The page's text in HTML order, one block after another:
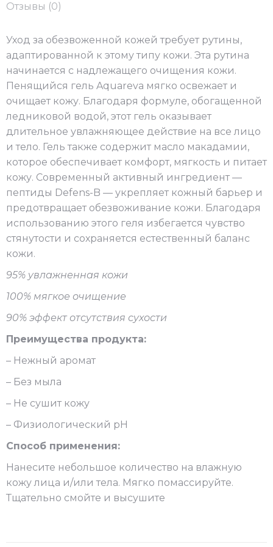
Отзывы (0)
Уход за обезвоженной кожей требует рутины,
адаптированной к этому типу кожи. Эта рутина
начинается с надлежащего очищения кожи.
Пенящийся гель Aquareva мягко освежает и
очищает кожу. Благодаря формуле, обогащенной
ледниковой водой, этот гель оказывает
длительное увлажняющее действие на все лицо
и тело. Гель также содержит масло макадамии,
которое обеспечивает комфорт, мягкость и питает
кожу. Современный активный ингредиент —
пептиды Defens-B — укрепляет кожный барьер и
предотвращает обезвоживание кожи. Благодаря
использованию этого геля избегается чувство
стянутости и сохраняется естественный баланс
кожи.
95% увлажненная кожи
100% мягкое очищение
90% эффект отсутствия сухости
Преимущества продукта:
– Нежный аромат
– Без мыла
– Не сушит кожу
– Физиологический pH
Способ применения:
Нанесите небольшое количество на влажную
кожу лица и/или тела. Мягко помассируйте.
Тщательно смойте и высушите